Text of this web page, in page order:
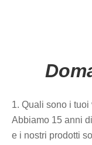
1. Quali sono i tuoi
Abbiamo 15 anni
e i nostri prodotti